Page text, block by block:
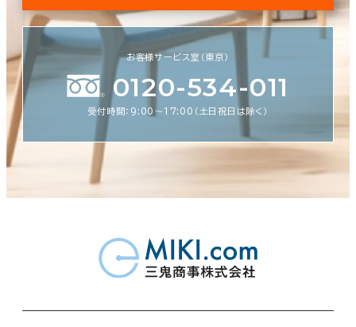
お客様サービス室（東京）
0120-534-011
受付時間：9:00〜17:00（土日祝日は除く）